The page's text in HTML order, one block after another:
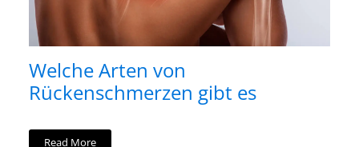
Welche Arten von
Rückenschmerzen gibt es
Read More